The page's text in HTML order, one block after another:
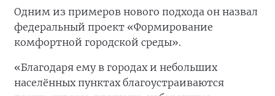
Одним из примеров нового подхода он назвал
федеральный проект «Формирование
комфортной городской среды».
«Благодаря ему в городах и небольших
населённых пунктах благоустраиваются